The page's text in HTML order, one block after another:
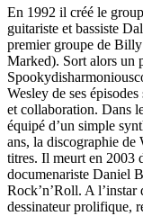
En 1992 il créé le
guitariste et bassiste
premier groupe de
Marked). Sort alors un
Wesley de ses
et collaboration. Dans
équipé d’un simple
ans, la discographie de
titres. Il meurt en 2003
documenariste Daniel
Rock’n’Roll. A
dessinateur prolifique,